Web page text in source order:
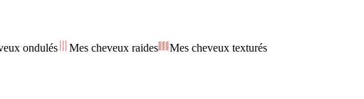
ondulés Mes cheveux raides Mes cheveux texturés